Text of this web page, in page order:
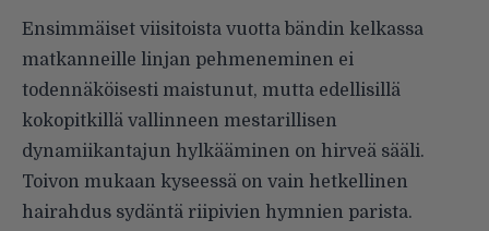
Ensimmäiset viisitoista vuotta bändin kelkassa
matkanneille linjan pehmeneminen ei
todennäköisesti maistunut, mutta edellisillä
kokopitkillä vallinneen mestarillisen
dynamiikantajun hylkääminen on hirveä sääli.
Toivon mukaan kyseessä on vain hetkellinen
hairahdus sydäntä riipivien hymnien parista.